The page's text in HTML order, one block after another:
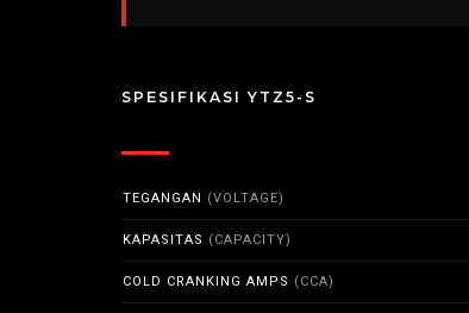
SPESIFIKASI YTZ5-S
TEGANGAN (VOLTAGE)
KAPASITAS (CAPACITY)
COLD CRANKING AMPS (CCA)